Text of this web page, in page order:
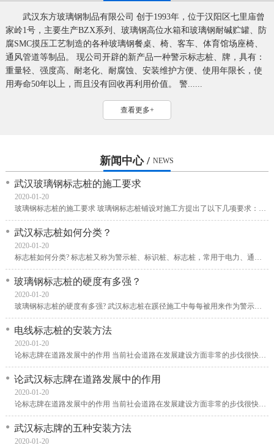
武汉东方玻璃钢制品有限公司 创于1993年，位于汉阳区七里庙曾
家岭1号，主要生产BZX系列、玻璃钢高位水箱和玻璃钢耐碱贮罐、防
腐SMC摸压工艺制造的各种玻璃钢餐桌、椅、客车、体育馆场座椅、
通风管道等制品。 现公司开辟的新产品一种警示标志桩、牌，具有：
重量轻、强度高、耐老化、耐腐蚀、安装维护方便、使用年限长，使
用寿命50年以上，而且没有回收再利用价值。 警......
查看更多+
新闻中心 / NEWS
武汉玻璃钢标志桩的施工要求
2020-01-20
玻璃钢标志桩的施工要求 玻璃钢标志桩铺设对施工方提出了以下几项要求： 一、是在开工前编制施工组织设计及施工方案，施工进度计划，材料设备、成品、半成品等进场计划送监理
武汉标志桩如何分类？
2020-01-20
标志桩如何分类? 标志桩又称为警示桩、标识桩、标志桩，常用于电力、通信、燃气、自来水、铁路地埋管线路径指示标志。用于户外、绿化带、灌木丛、顶管两侧管线路径指示，起到
玻璃钢标志桩的硬度有多强？
2020-01-20
玻璃钢标志桩的硬度有多强? 武汉标志桩在蹊径施工中每每被用来作为警示桩，以是必要对环境有很强的顺应本领，那么玻璃钢标志桩的硬度有多强呢?玻璃钢标志桩在平面计划中，版面
电线标志桩的安装方法
2020-01-20
论标志牌在道路发展中的作用 当前社会道路在发展建设方面非常的步伐很快了，绝大多数位置都在显著位置会放置有武汉标志牌，这些都会给旅客带给我们更多的方便。随着经济的进步
论武汉标志牌在道路发展中的作用
2020-01-20
论标志牌在道路发展中的作用 当前社会道路在发展建设方面非常的步伐很快了，绝大多数位置都在显著位置会放置有武汉标志牌，这些都会给旅客带给我们更多的方便。随着经济的进步
武汉标志牌的五种安装方法
2020-01-20